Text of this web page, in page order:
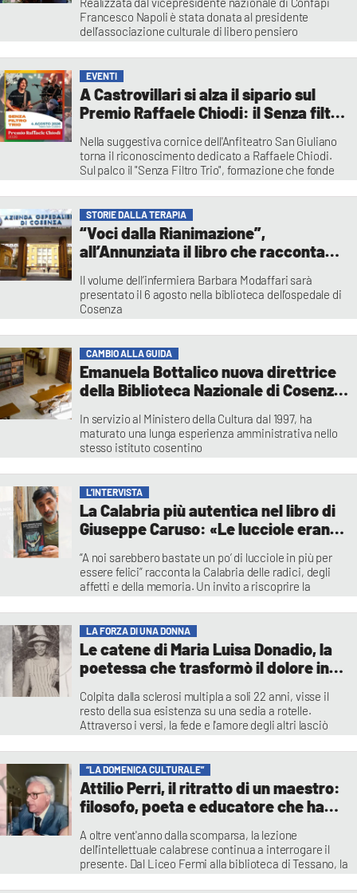
Francesco Napoli è stata donata al presidente
dell’associazione culturale di libero pensiero
del Concerto per la Pace per le vittime del mare
Salvatore Bruno
EVENTI
A Castrovillari si alza il sipario sul
Premio Raffaele Chiodi: il Senza filtro
Nella suggestiva cornice dell'Anfiteatro San Giuliano
torna il riconoscimento dedicato a Raffaele Chiodi.
Sul palco il "Senza Filtro Trio", formazione che fonde
omaggio all'eredità del maestro
Redazione
STORIE DALLA TERAPIA
“Voci dalla Rianimazione”,
all’Annunziata il libro che racconta
Il volume dell’infermiera Barbara Modaffari sarà
presentato il 6 agosto nella biblioteca dell’ospedale di
Cosenza
CAMBIO ALLA GUIDA
Emanuela Bottalico nuova direttrice
della Biblioteca Nazionale di Cosenza:
In servizio al Ministero della Cultura dal 1997, ha
maturato una lunga esperienza amministrativa nello
stesso istituto cosentino
L’INTERVISTA
La Calabria più autentica nel libro di
Giuseppe Caruso: «Le lucciole erano
essere felici»
“A noi sarebbero bastate un po’ di lucciole in più per
essere felici” racconta la Calabria delle radici, degli
affetti e della memoria. Un invito a riscoprire la
Battista Bruno
LA FORZA DI UNA DONNA
Le catene di Maria Luisa Donadio, la
poetessa che trasformò il dolore in
testimonianza
Colpita dalla sclerosi multipla a soli 22 anni, visse il
resto della sua esistenza su una sedia a rotelle.
Attraverso i versi, la fede e l'amore degli altri lasciò
oggi
Nuccia Benvenuto
“LA DOMENICA CULTURALE”
Attilio Perri, il ritratto di un maestro:
filosofo, poeta e educatore che ha
pubblico a Cosenza
A oltre vent'anno dalla scomparsa, la lezione
dell'intellettuale calabrese continua a interrogare il
presente. Dal Liceo Fermi alla biblioteca di Tessano, la